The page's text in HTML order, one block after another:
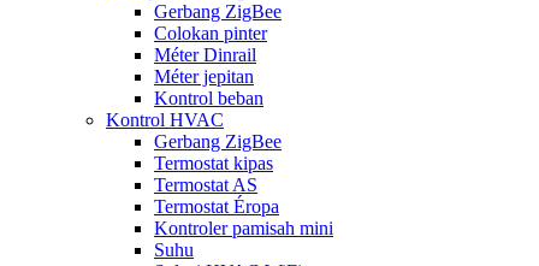
Gerbang ZigBee
Colokan pinter
Méter Dinrail
Méter jepitan
Kontrol beban
Kontrol HVAC
Gerbang ZigBee
Termostat kipas
Termostat AS
Termostat Éropa
Kontroler pamisah mini
Suhu